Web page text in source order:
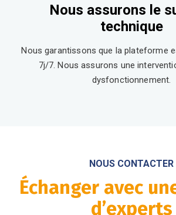
Nous assurons le
technique
Nous garantissons que la plateforme
7j/7. Nous assurons une
dysfonctionnement.
NOUS CONTACTER
Échanger avec
d’experts